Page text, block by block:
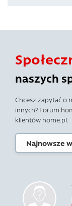
naszych
Chcesz zapytać o
innych?
klientów home.pl.
Najnowsze